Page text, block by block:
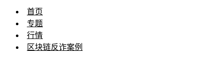
首页
专题
行情
区块链反诈案例